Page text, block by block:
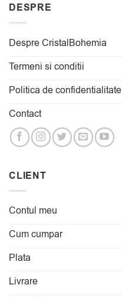
DESPRE
Despre CristalBohemia
Termeni si conditii
Politica de confidentialitate
Contact
CLIENT
Contul meu
Cum cumpar
Plata
Livrare